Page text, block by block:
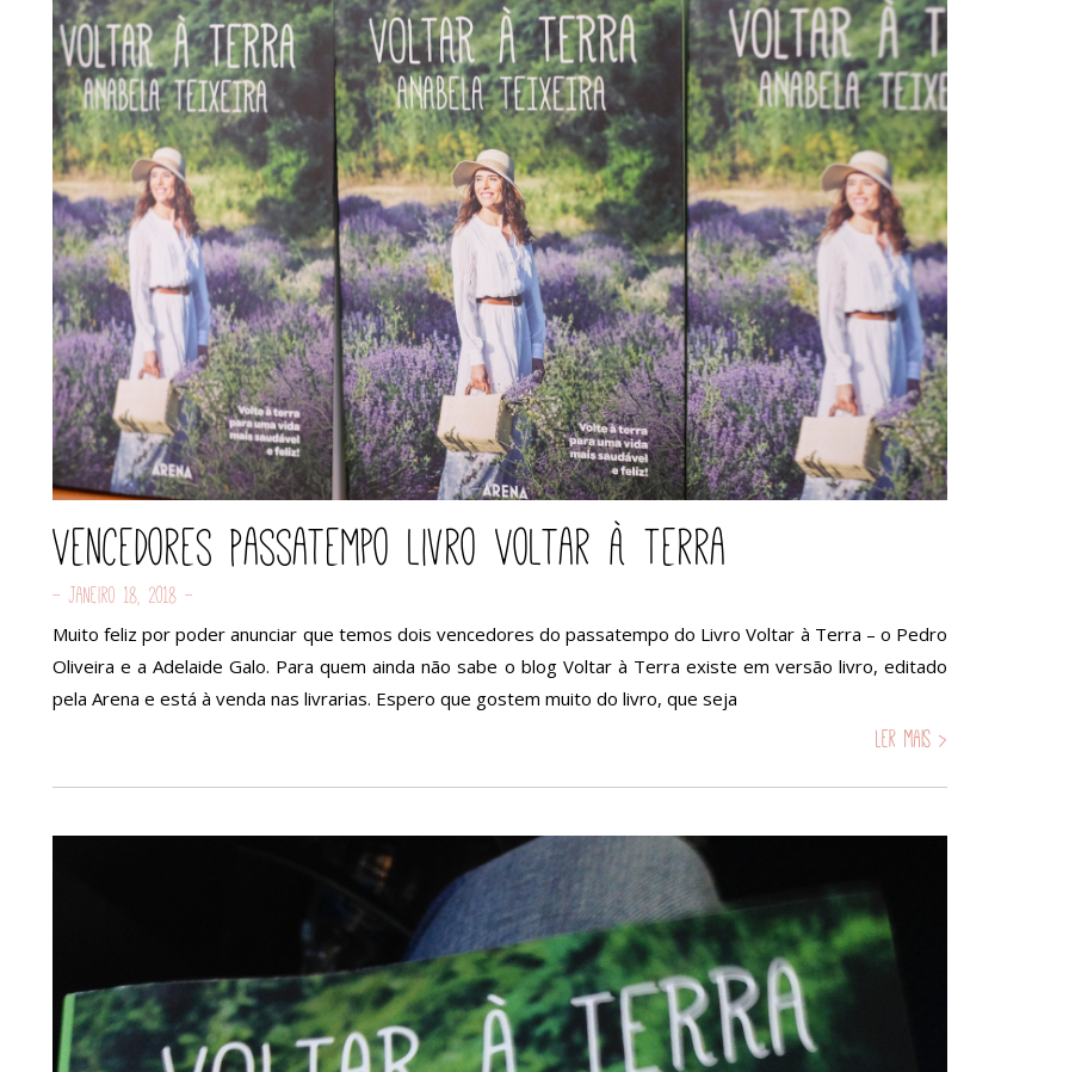
Vencedores Passatempo livro Voltar à Terra
- Janeiro 18, 2018 -
Muito feliz por poder anunciar que temos dois vencedores do passatempo do Livro Voltar à Terra – o Pedro
Oliveira e a Adelaide Galo. Para quem ainda não sabe o blog Voltar à Terra existe em versão livro, editado
pela Arena e está à venda nas livrarias. Espero que gostem muito do livro, que seja
Ler mais >